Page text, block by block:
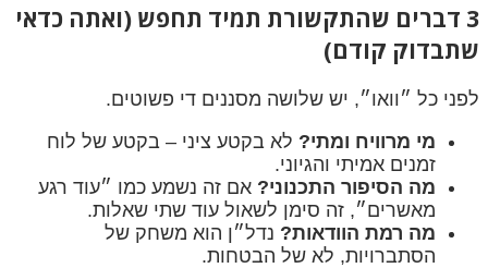
3 דברים שהתקשורת תמיד תחפש (ואתה כדאי
שתבדוק קודם)
לפני כל ״וואו״, יש שלושה מסננים די פשוטים.
מי מרוויח ומתי? לא בקטע ציני – בקטע של לוח
זמנים אמיתי והגיוני.
מה הסיפור התכנוני? אם זה נשמע כמו ״עוד רגע
מאשרים״, זה סימן לשאול עוד שתי שאלות.
מה רמת הוודאות? נדל״ן הוא משחק של
הסתברויות, לא של הבטחות.